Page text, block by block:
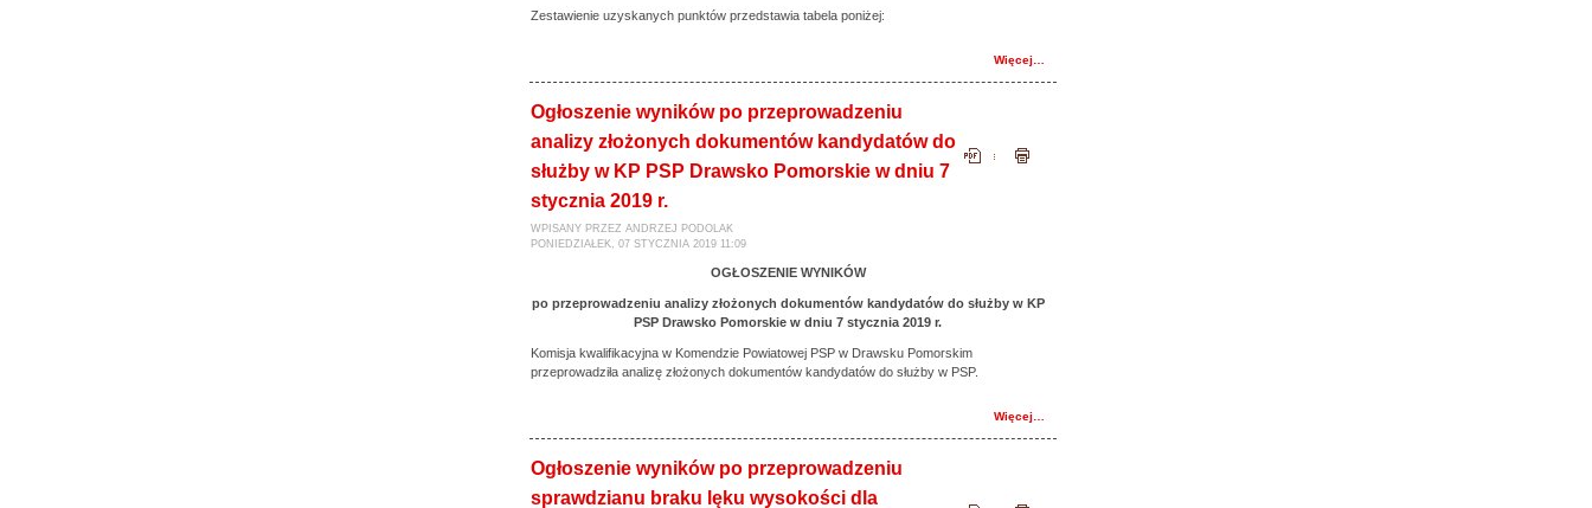
Zestawienie uzyskanych punktów przedstawia tabela poniżej:
Więcej…
Ogłoszenie wyników po przeprowadzeniu
analizy złożonych dokumentów kandydatów do
służby w KP PSP Drawsko Pomorskie w dniu 7
stycznia 2019 r.
WPISANY PRZEZ ANDRZEJ PODOLAK
PONIEDZIAŁEK, 07 STYCZNIA 2019 11:09
OGŁOSZENIE WYNIKÓW
po przeprowadzeniu analizy złożonych dokumentów kandydatów do służby w KP
PSP Drawsko Pomorskie w dniu 7 stycznia 2019 r.
Komisja kwalifikacyjna w Komendzie Powiatowej PSP w Drawsku Pomorskim
przeprowadziła analizę złożonych dokumentów kandydatów do służby w PSP.
Więcej…
Ogłoszenie wyników po przeprowadzeniu
sprawdzianu braku lęku wysokości dla